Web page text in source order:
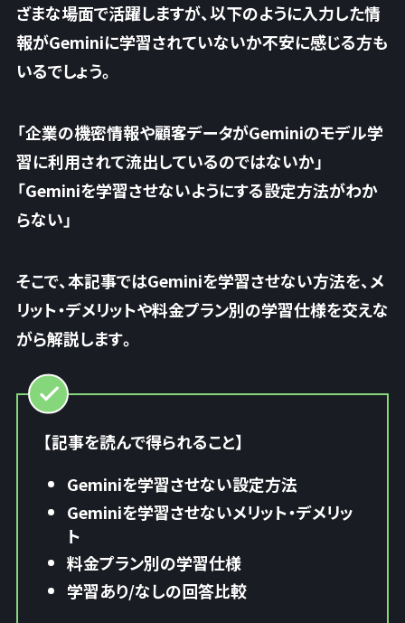
ざまな場面で活躍しますが、以下のように入力した情
報がGeminiに学習されていないか不安に感じる方も
いるでしょう。
「企業の機密情報や顧客データがGeminiのモデル学
習に利用されて流出しているのではないか」
「Geminiを学習させないようにする設定方法がわか
らない」
そこで、本記事ではGeminiを学習させない方法を、メ
リット・デメリットや料金プラン別の学習仕様を交えな
がら解説します。
【記事を読んで得られること】
Geminiを学習させない設定方法
Geminiを学習させないメリット・デメリッ
ト
料金プラン別の学習仕様
学習あり/なしの回答比較